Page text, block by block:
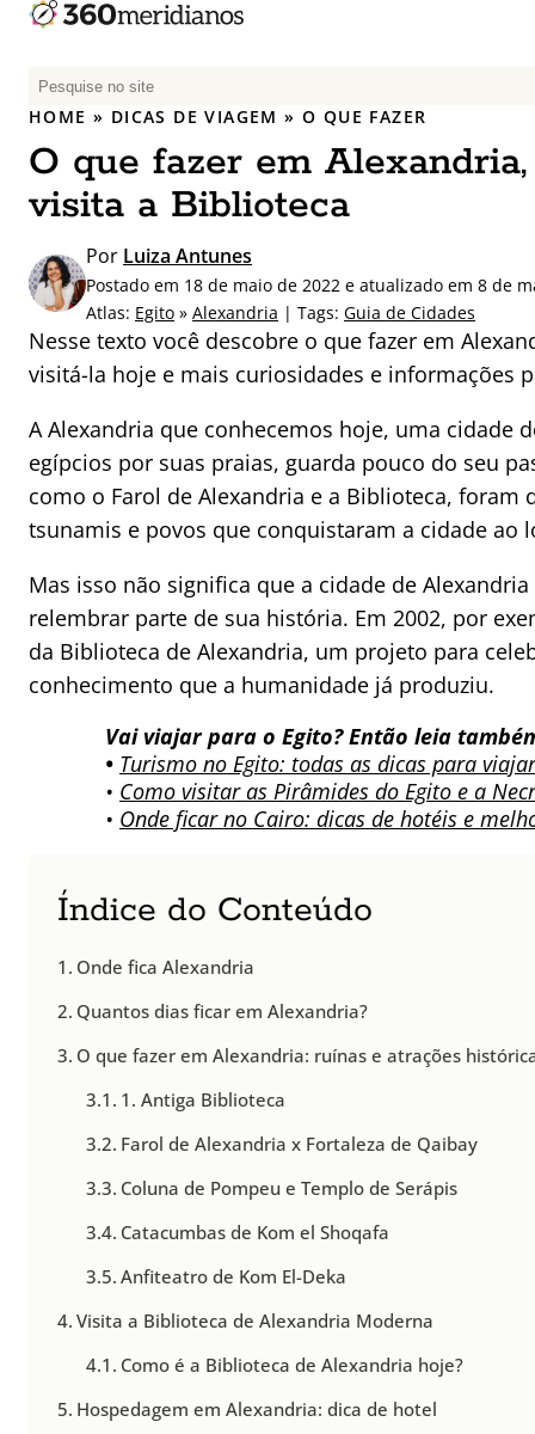
P
e
q
u
a
r
p
o
:
HOME » DICAS DE VIAGEM »O QUE FAZER
O que fazer em
visita a Biblioteca
Por Luiza Antunes
Postado em 18 de maio de 2022 e atualizado em 8 de
Atlas: Egito » Alexandria | Tags: Guia de Cidades
Nesse texto você descobre o que fazer em
visitá-la hoje e mais curiosidades e informações
A Alexandria que conhecemos hoje, uma cidade
egípcios por suas praias, guarda pouco do seu
como o Farol de Alexandria e a Biblioteca,
tsunamis e povos que conquistaram a cidade ao
Mas isso não significa que a cidade de
relembrar parte de sua história. Em 2002, por
da Biblioteca de Alexandria, um projeto para
conhecimento que a humanidade já produziu.
Vai viajar para o Egito? Então leia
• Turismo no Egito: todas as dicas para
• Como visitar as Pirâmides do Egito e a
• Onde ficar no Cairo: dicas de hotéis e
Índice do Conteúdo
Onde fica Alexandria
Quantos dias ficar em Alexandria?
O que fazer em Alexandria: ruínas e atrações
1. Antiga Biblioteca
Farol de Alexandria x Fortaleza de Qaibay
Coluna de Pompeu e Templo de Serápis
Catacumbas de Kom el Shoqafa
Anfiteatro de Kom El-Deka
Visita a Biblioteca de Alexandria Moderna
Como é a Biblioteca de Alexandria hoje?
Hospedagem em Alexandria: dica de hotel